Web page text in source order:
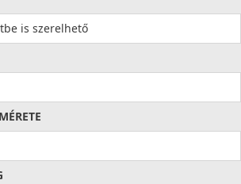
is szerelhető